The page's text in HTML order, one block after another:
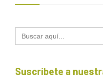
Buscar:
Suscríbete a